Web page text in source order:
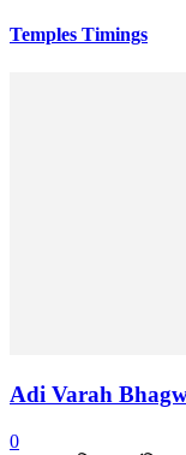
Temples Timings
Adi Varah
0